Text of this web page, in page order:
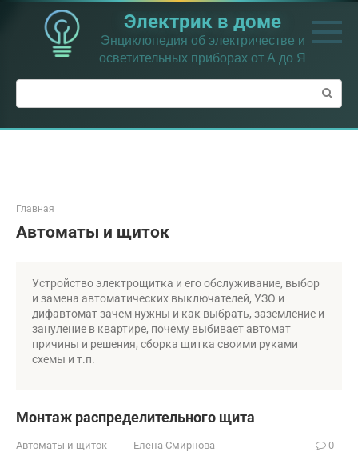
Перейти
контенту
Электрик в доме
Энциклопедия об электричестве и
осветительных приборах от А до Я
Поиск:
Главная
Автоматы и щиток
Устройство электрощитка и его обслуживание, выбор
и замена автоматических выключателей, УЗО и
дифавтомат зачем нужны и как выбрать, заземление и
зануление в квартире, почему выбивает автомат
причины и решения, сборка щитка своими руками
схемы и т.п.
Монтаж распределительного щита
Автоматы и щиток Елена Смирнова 0